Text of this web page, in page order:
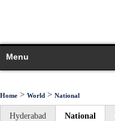
Menu
Home > World > National
Hyderabad National